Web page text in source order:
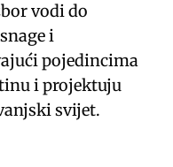
vodi do
i
pojedincima
i projektuju
svijet.